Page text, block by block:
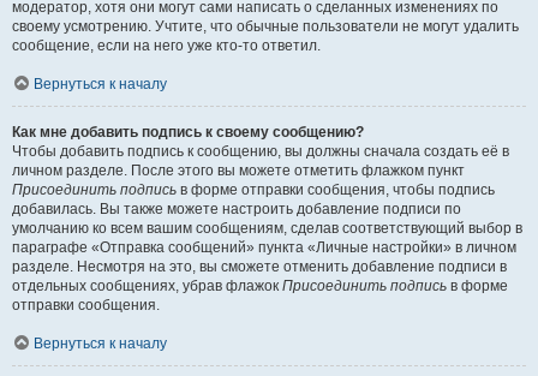
модератор, хотя они могут сами написать о сделанных изменениях по
своему усмотрению. Учтите, что обычные пользователи не могут удалить
сообщение, если на него уже кто-то ответил.
Вернуться к началу
Как мне добавить подпись к своему сообщению?
Чтобы добавить подпись к сообщению, вы должны сначала создать её в
личном разделе. После этого вы можете отметить флажком пункт
Присоединить подпись в форме отправки сообщения, чтобы подпись
добавилась. Вы также можете настроить добавление подписи по
умолчанию ко всем вашим сообщениям, сделав соответствующий выбор в
параграфе «Отправка сообщений» пункта «Личные настройки» в личном
разделе. Несмотря на это, вы сможете отменить добавление подписи в
отдельных сообщениях, убрав флажок Присоединить подпись в форме
отправки сообщения.
Вернуться к началу